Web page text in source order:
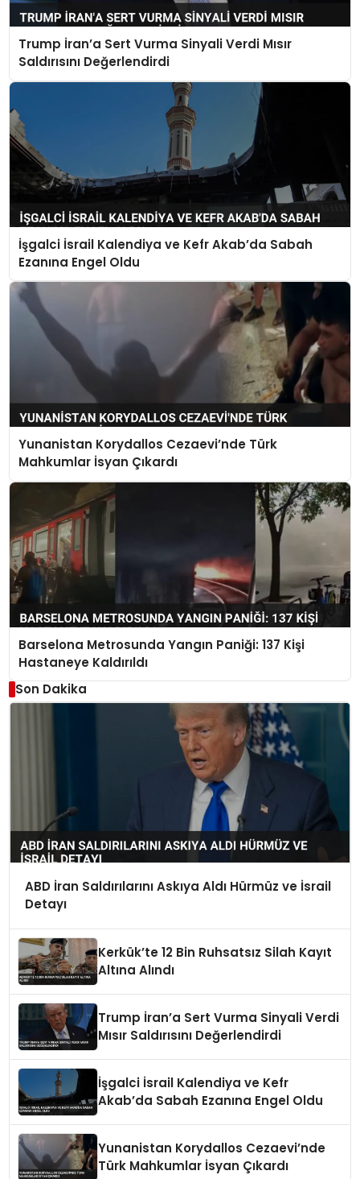
Trump İran’a Sert Vurma Sinyali Verdi Mısır
Saldırısını Değerlendirdi
İşgalci İsrail Kalendiya ve Kefr Akab’da Sabah
Ezanına Engel Oldu
Yunanistan Korydallos Cezaevi’nde Türk
Mahkumlar İsyan Çıkardı
Barselona Metrosunda Yangın Paniği: 137 Kişi
Hastaneye Kaldırıldı
Son Dakika
ABD İran Saldırılarını Askıya Aldı Hürmüz ve İsrail
Detayı
Kerkük’te 12 Bin Ruhsatsız Silah Kayıt
Altına Alındı
Trump İran’a Sert Vurma Sinyali Verdi
Mısır Saldırısını Değerlendirdi
İşgalci İsrail Kalendiya ve Kefr
Akab’da Sabah Ezanına Engel Oldu
Yunanistan Korydallos Cezaevi’nde
Türk Mahkumlar İsyan Çıkardı